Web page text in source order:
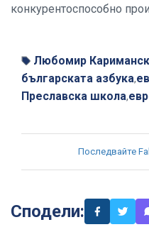
конкурентоспособно
Любомир
българската азбука,
Преславска школа,
Последвайте
Сподели: